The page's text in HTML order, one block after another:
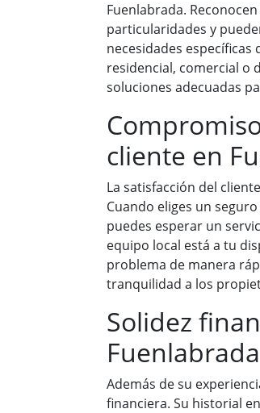
Fuenlabrada.
particularidades y
necesidades
residencial, comercial o
soluciones adecuadas
cliente en
La satisfacción del
Cuando eliges un
puedes esperar un
equipo local está a tu
problema de manera
tranquilidad a los
Solidez
Fuenlabrada
Además de su
financiera. Su historial